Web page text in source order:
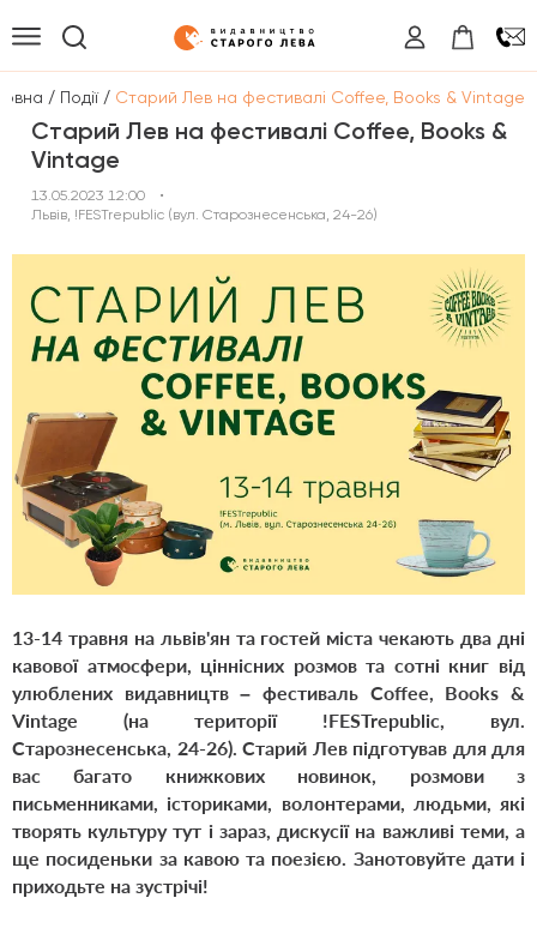
/ Події / Старий Лев на фестивалі Coffee, Books & Vintage
Старий Лев на фестивалі Coffee, Books &
Vintage
13.05.2023 12:00
•
Львів, !FESTrepublic (вул. Старознесенська, 24-26)
13-14 травня на львів'ян та гостей міста чекають два дні
кавової атмосфери, ціннісних розмов та сотні книг від
улюблених видавництв – фестиваль Coffee, Books &
Vintage (на території !FESTrepublic, вул.
Старознесенська, 24-26). Старий Лев підготував для для
вас багато книжкових новинок, розмови з
письменниками, істориками, волонтерами, людьми, які
творять культуру тут і зараз, дискусії на важливі теми, а
ще посиденьки за кавою та поезією. Занотовуйте дати і
приходьте на зустрічі!